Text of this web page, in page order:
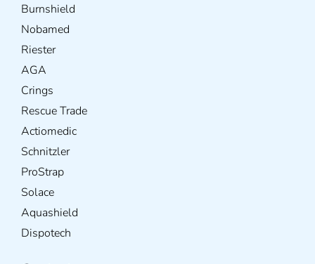
Burnshield
Nobamed
Riester
AGA
Crings
Rescue Trade
Actiomedic
Schnitzler
ProStrap
Solace
Aquashield
Dispotech